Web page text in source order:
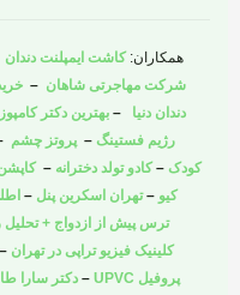
همکاران: کاشت ایمپلنت دندان
شرکت مهاجرتی شاهان –
دندان دنیا – بهترین دکتر
رژیم فستینگ – پروتز چشم
کودک –کادو تولد دخترانه –
کیو –تهران اسکرین پنل –
ترس پیش از ازدواج + تحلیل
کلینیک فیزیو تراپی در تهران –
پروفیل UPVC
– دکتر سارا